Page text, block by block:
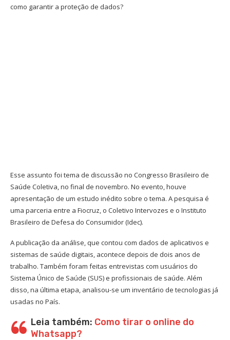
como garantir a proteção de dados?
Esse assunto foi tema de discussão no Congresso Brasileiro de
Saúde Coletiva, no final de novembro. No evento, houve
apresentação de um estudo inédito sobre o tema. A pesquisa é
uma parceria entre a Fiocruz, o Coletivo Intervozes e o Instituto
Brasileiro de Defesa do Consumidor (Idec).
A publicação da análise, que contou com dados de aplicativos e
sistemas de saúde digitais, acontece depois de dois anos de
trabalho. Também foram feitas entrevistas com usuários do
Sistema Único de Saúde (SUS) e profissionais de saúde. Além
disso, na última etapa, analisou-se um inventário de tecnologias já
usadas no País.
Leia também: Como tirar o online do
Whatsapp?